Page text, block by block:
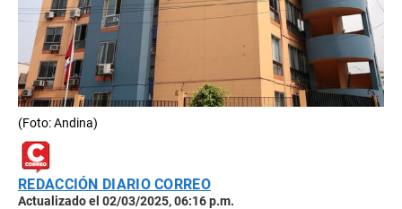
(Foto: Andina)
REDACCIÓN DIARIO CORREO
Actualizado el 02/03/2025, 06:16 p.m.